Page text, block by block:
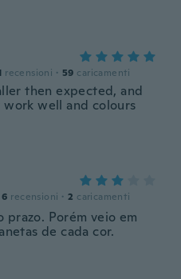
recensioni · 59 caricamenti
then expected, and
well and colours
6 recensioni · 2 caricamenti
Porém veio em
de cada cor.